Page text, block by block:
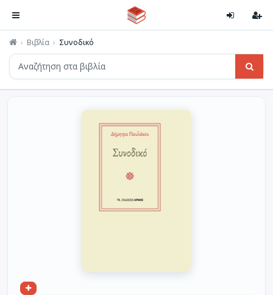
Βιβλία Συνοδικό